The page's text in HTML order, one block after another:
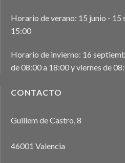
Horario de verano: 15 junio - 15
15:00
Horario de invierno: 16
de 08:00 a 18:00 y viernes de
CONTACTO
Guillem de Castro, 8
46001 Valencia